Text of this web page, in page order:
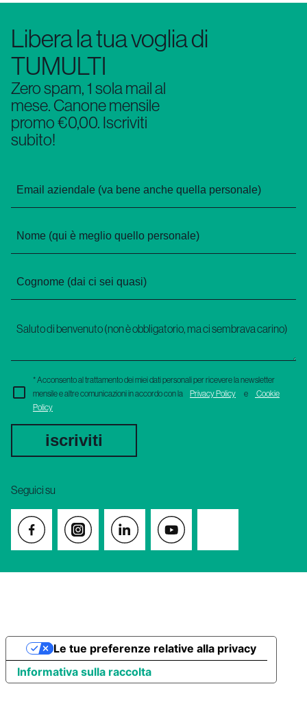
Libera la tua voglia di
TUMULTI
Zero spam, 1 sola mail al
mese. Canone mensile
promo €0,00. Iscriviti
subito!
Seguici su
* Acconsento al trattamento dei miei dati personali per ricevere la newsletter
mensile e altre comunicazioni in accordo con la
Privacy Policy e
Cookie
Policy
iscriviti
Informativa sulla raccolta
Le tue preferenze relative alla privacy